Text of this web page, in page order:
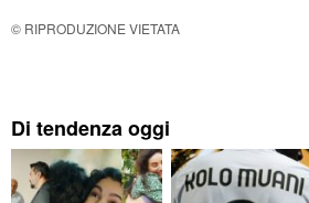
© RIPRODUZIONE VIETATA
Di tendenza oggi